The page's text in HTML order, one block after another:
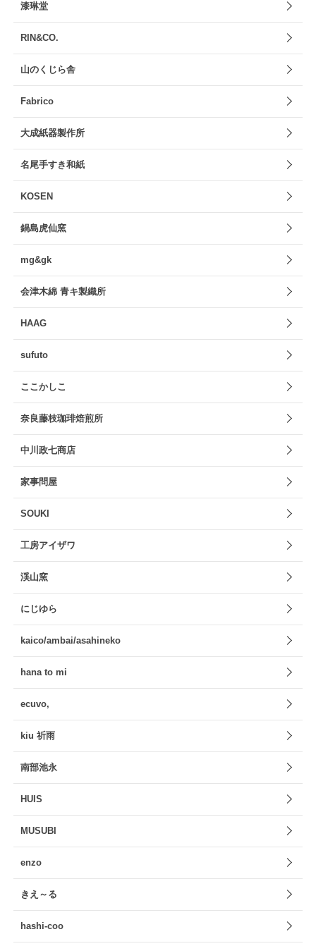
漆琳堂
RIN&CO.
山のくじら舎
Fabrico
大成紙器製作所
名尾手すき和紙
KOSEN
鍋島虎仙窯
mg&gk
会津木綿 青キ製織所
HAAG
sufuto
ここかしこ
奈良藤枝珈琲焙煎所
中川政七商店
家事問屋
SOUKI
工房アイザワ
渓山窯
にじゆら
kaico/ambai/asahineko
hana to mi
ecuvo,
kiu 祈雨
南部池永
HUIS
MUSUBI
enzo
きえ～る
hashi-coo